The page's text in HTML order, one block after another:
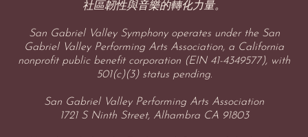
社區韌性與音樂的轉化力量。
San Gabriel Valley Symphony operates under the San
Gabriel Valley Performing Arts Association, a California
nonprofit public benefit corporation (EIN 41-4349577), with
501(c)(3) status pending.
San Gabriel Valley Performing Arts Association
1721 S Ninth Street, Alhambra CA 91803